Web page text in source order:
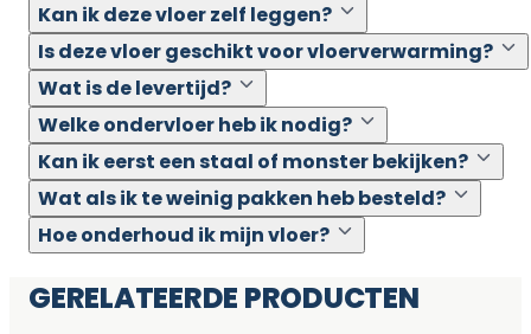
Kan ik deze vloer zelf leggen?
Is deze vloer geschikt voor vloerverwarming?
Wat is de levertijd?
Welke ondervloer heb ik nodig?
Kan ik eerst een staal of monster bekijken?
Wat als ik te weinig pakken heb besteld?
Hoe onderhoud ik mijn vloer?
GERELATEERDE PRODUCTEN